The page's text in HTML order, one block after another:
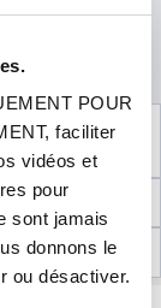
POUR
faciliter
vidéos et
pour
sont jamais
donnons le
ou désactiver.